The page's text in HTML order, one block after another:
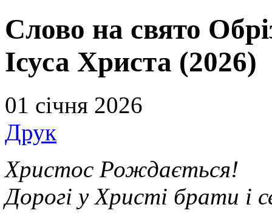
Слово на свято
Ісуса Христа (2026)
01 січня 2026
Друк
Христос Рождається!
Дорогі у Христі брати і